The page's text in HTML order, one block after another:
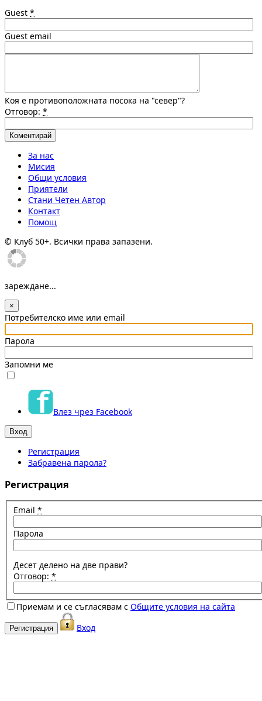
Guest *
Guest email
Коя е противоположната посока на "север"?
Отговор: *
За нас
Мисия
Общи условия
Приятели
Стани Четен Автор
Контакт
Помощ
© Клуб 50+. Всички права запазени.
зареждане...
×
Потребителско име или email
Парола
Запомни ме
Влез чрез Facebook
Регистрация
Забравена парола?
Регистрация
Email *
Парола
Десет делено на две прави?
Отговор: *
Приемам и се съгласявам с Общите условия на сайта
Вход